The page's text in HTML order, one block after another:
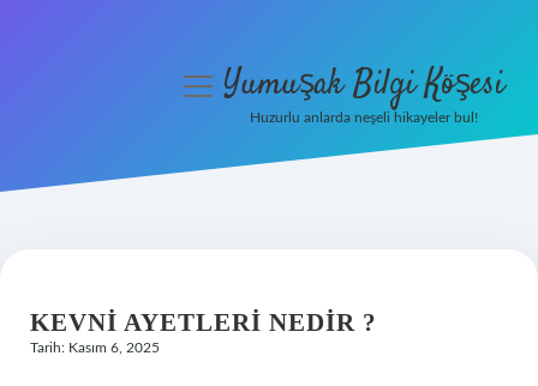
Hakkımızda
menüyüYumuşak Bilgi Köşesi
Huzurlu anlarda neşeli hikayeler bul!
KEVNI AYETLERI NEDIR ?
Tarih: Kasım 6, 2025